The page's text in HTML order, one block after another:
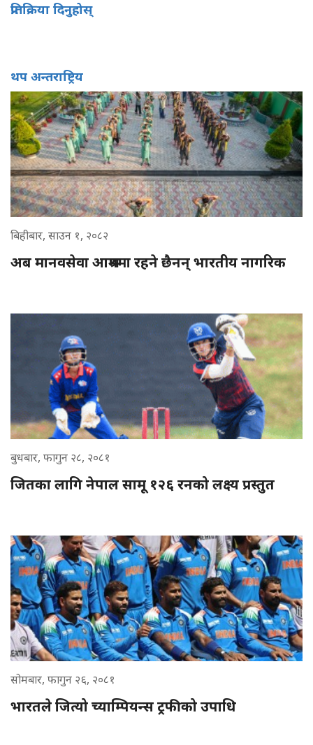
प्रतिक्रिया दिनुहोस्
थप अन्तराष्ट्रिय
बिहीबार, साउन १, २०८२
अब मानवसेवा आश्रममा रहने छैनन् भारतीय नागरिक
बुधबार, फागुन २८, २०८१
जितका लागि नेपाल सामू १२६ रनको लक्ष्य प्रस्तुत
सोमबार, फागुन २६, २०८१
भारतले जित्यो च्याम्पियन्स ट्रफीको उपाधि